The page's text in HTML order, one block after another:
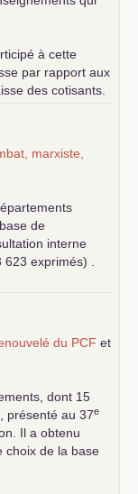
à cette
par rapport aux
des cotisants.
marxiste,
de
interne
exprimés) .
du PCF et
dont 15
présenté au 37e
Il a obtenu
choix de la base